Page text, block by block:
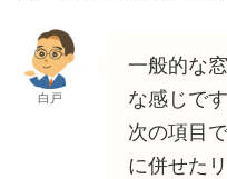
白戸
一般的な
な感じです
次の項目
に併せた